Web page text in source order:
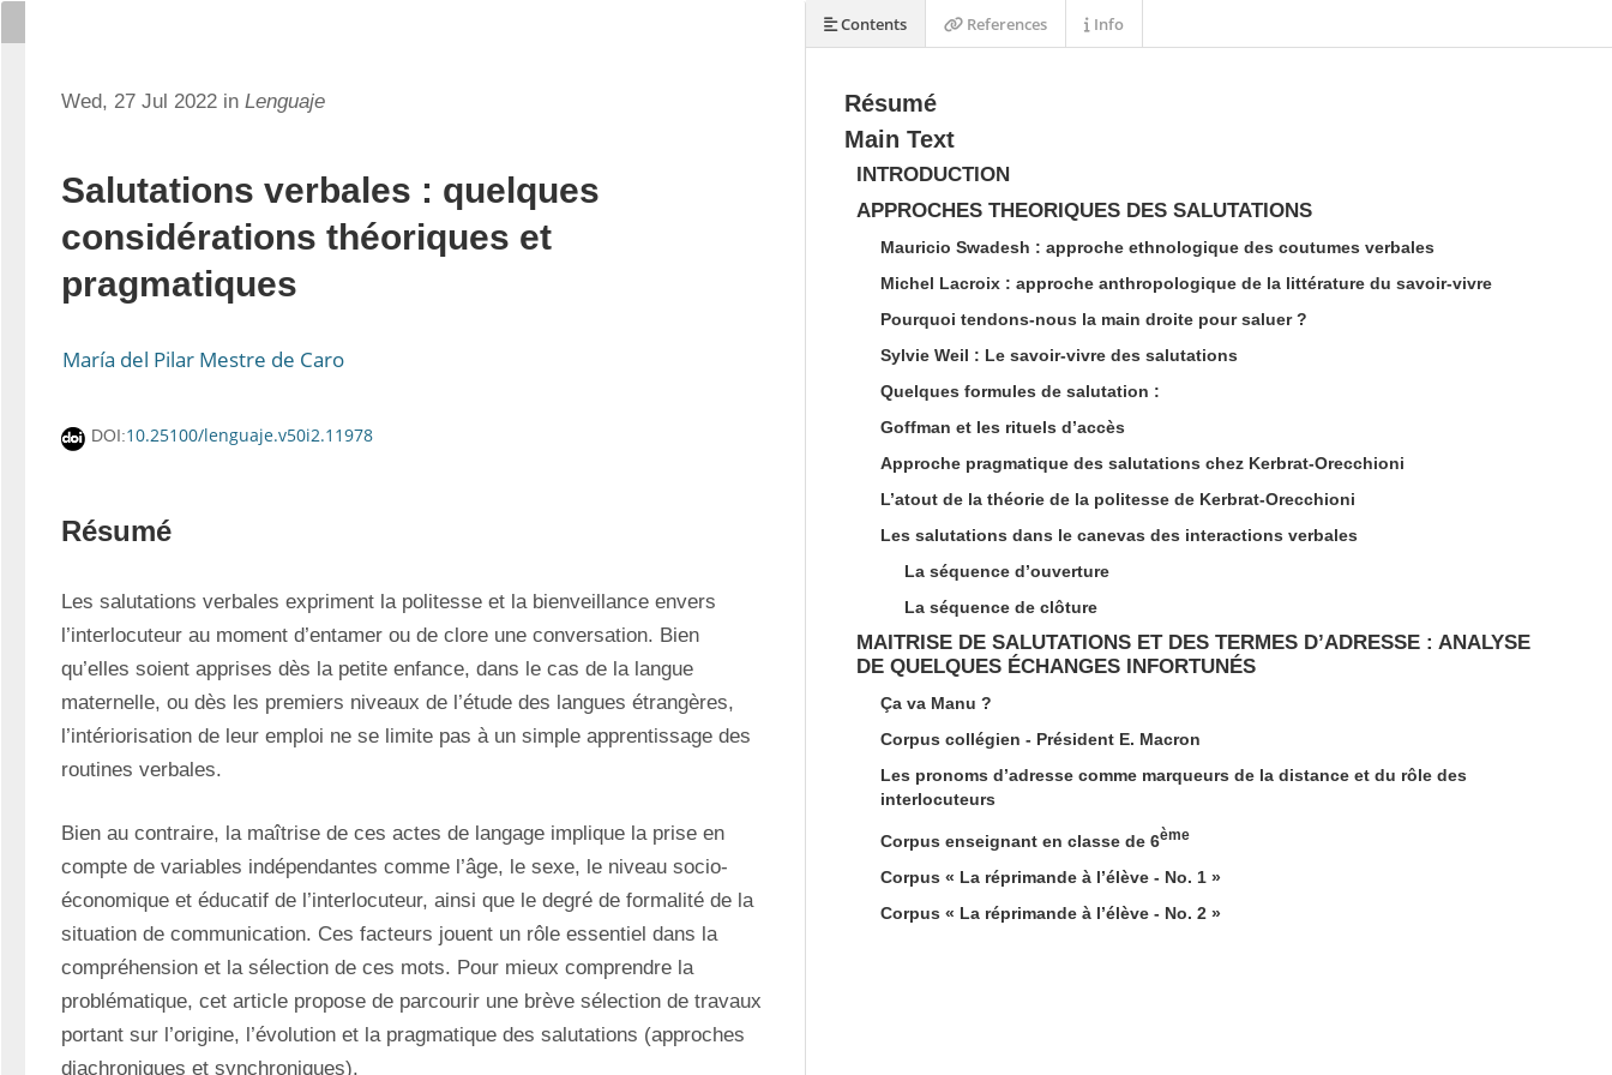
Wed, 27 Jul 2022 in Lenguaje
Salutations verbales : quelques
considérations théoriques et
pragmatiques
María del Pilar Mestre de Caro
DOI:10.25100/lenguaje.v50i2.11978
Résumé
Les salutations verbales expriment la politesse et la bienveillance envers
l’interlocuteur au moment d’entamer ou de clore une conversation. Bien
qu’elles soient apprises dès la petite enfance, dans le cas de la langue
maternelle, ou dès les premiers niveaux de l’étude des langues étrangères,
l’intériorisation de leur emploi ne se limite pas à un simple apprentissage des
routines verbales.
Bien au contraire, la maîtrise de ces actes de langage implique la prise en
compte de variables indépendantes comme l’âge, le sexe, le niveau socio-
économique et éducatif de l’interlocuteur, ainsi que le degré de formalité de la
situation de communication. Ces facteurs jouent un rôle essentiel dans la
compréhension et la sélection de ces mots. Pour mieux comprendre la
problématique, cet article propose de parcourir une brève sélection de travaux
portant sur l’origine, l’évolution et la pragmatique des salutations (approches
diachroniques et synchroniques).
Résumé
Main Text
INTRODUCTION
APPROCHES THEORIQUES DES SALUTATIONS
Mauricio Swadesh : approche ethnologique des coutumes verbales
Michel Lacroix : approche anthropologique de la littérature du savoir-vivre
Pourquoi tendons-nous la main droite pour saluer ?
Sylvie Weil : Le savoir-vivre des salutations
Quelques formules de salutation :
Goffman et les rituels d’accès
Approche pragmatique des salutations chez Kerbrat-Orecchioni
L’atout de la théorie de la politesse de Kerbrat-Orecchioni
Les salutations dans le canevas des interactions verbales
La séquence d’ouverture
La séquence de clôture
MAITRISE DE SALUTATIONS ET DES TERMES D’ADRESSE : ANALYSE
DE QUELQUES ÉCHANGES INFORTUNÉS
Ça va Manu ?
Corpus collégien - Président E. Macron
Les pronoms d’adresse comme marqueurs de la distance et du rôle des
interlocuteurs
Corpus enseignant en classe de 6ème
Corpus « La réprimande à l’élève - No. 1 »
Corpus « La réprimande à l’élève - No. 2 »
Contents References Info